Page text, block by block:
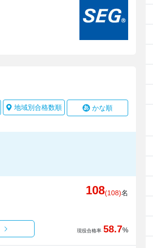
地域別合格数順 かな順
108(108)名
現役合格率 58.7%